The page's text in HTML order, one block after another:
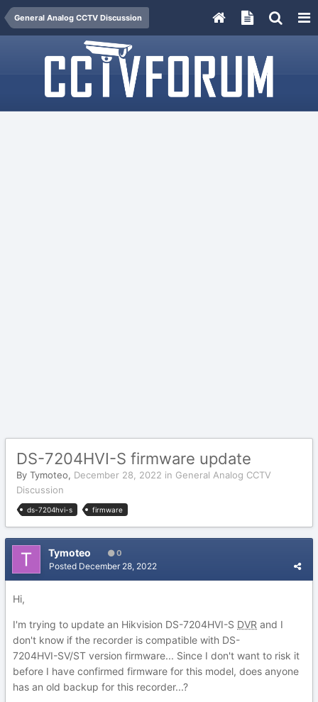
General Analog CCTV Discussion
DS-7204HVI - S firmware update
By Tymoteo, December 28, 2022 in General Analog CCTV
Discussion
ds-7204hvi -s firmware
Tymoteo 0
Posted December 28, 2022
Hi,
I'm trying to update an Hikvision DS-7204HVI-S DVR and I
don't know if the recorder is compatible with DS-
7204HVI-SV/ST version firmware... Since I don't want to risk it
before I have confirmed firmware for this model, does anyone
has an old backup for this recorder...?